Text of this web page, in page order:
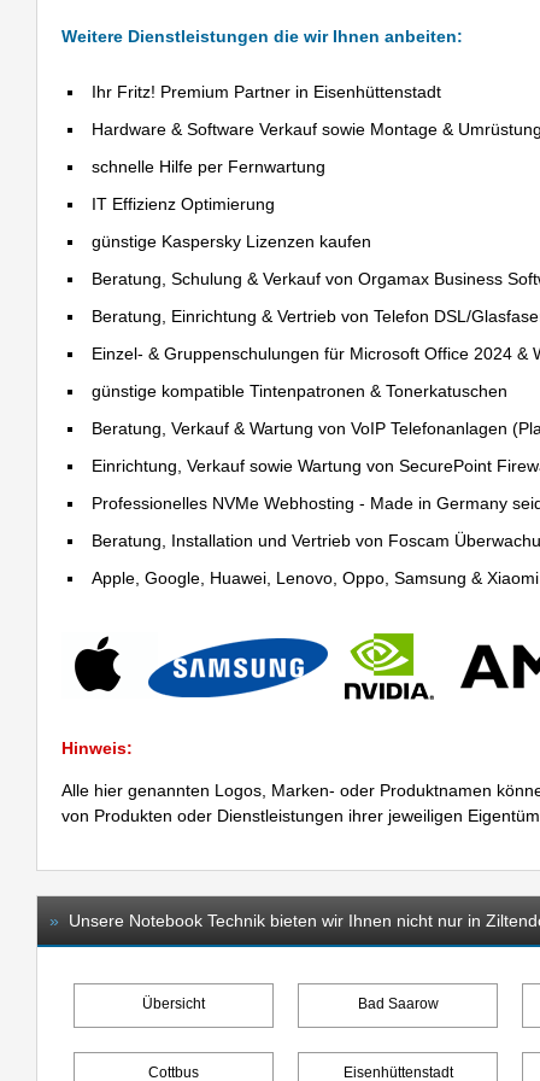
Weitere Dienstleistungen die wir Ihnen anbeiten:
Ihr Fritz! Premium Partner in Eisenhüttenstadt
Hardware & Software Verkauf sowie Montage &
schnelle Hilfe per Fernwartung
IT Effizienz Optimierung
günstige Kaspersky Lizenzen kaufen
Beratung, Schulung & Verkauf von Orgamax Business
Beratung, Einrichtung & Vertrieb von Telefon DSL/
Einzel- & Gruppenschulungen für Microsoft Office 2024 &
günstige kompatible Tintenpatronen & Tonerkatuschen
Beratung, Verkauf & Wartung von VoIP Telefonanlagen
Einrichtung, Verkauf sowie Wartung von SecurePoint
Professionelles NVMe Webhosting - Made in Germany
Beratung, Installation und Vertrieb von Foscam
Apple, Google, Huawei, Lenovo, Oppo, Samsung &
Hinweis:
Alle hier genannten Logos, Marken- oder Produktnamen
von Produkten oder Dienstleistungen ihrer jeweiligen
» Unsere Notebook Technik bieten wir Ihnen nicht nur in
Übersicht Bad Saarow
Cottbus Eisenhüttenstadt